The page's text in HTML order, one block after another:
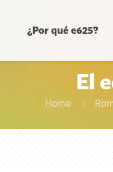
¿Por qué e625?
El
Home